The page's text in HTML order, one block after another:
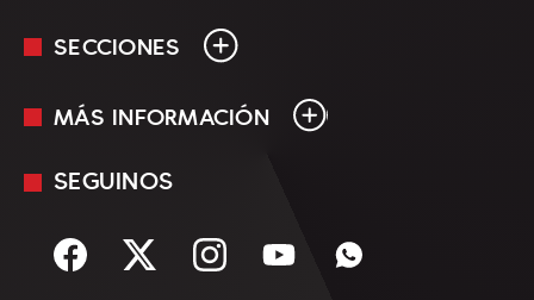
SECCIONES
En Vivo
Sociedad
MÁS INFORMACIÓN
Mediakit
Términos y condiciones
SEGUINOS